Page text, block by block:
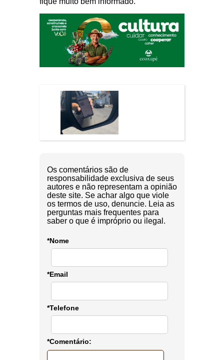
Os comentários são de
responsabilidade exclusiva de seus
autores e não representam a opinião
deste site. Se achar algo que viole
os termos de uso, denuncie. Leia as
perguntas mais frequentes para
saber o que é impróprio ou ilegal.
*Nome
*Email
*Telefone
*Comentário: